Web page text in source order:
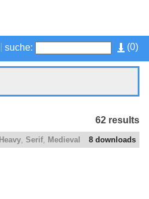
(0)
suche:
62 results
8 downloads
Heavy, Serif, Medieval